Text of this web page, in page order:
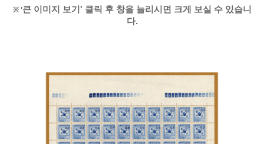
※ '큰 이미지 보기' 클릭 후 창을 늘리시면 크게 보실 수 있습니
다.